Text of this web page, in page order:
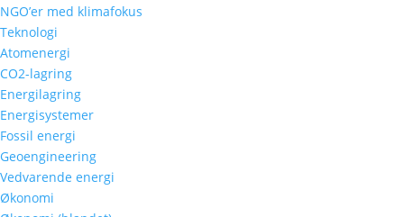
NGO’er med klimafokus
Teknologi
Atomenergi
CO2-lagring
Energilagring
Energisystemer
Fossil energi
Geoengineering
Vedvarende energi
Økonomi